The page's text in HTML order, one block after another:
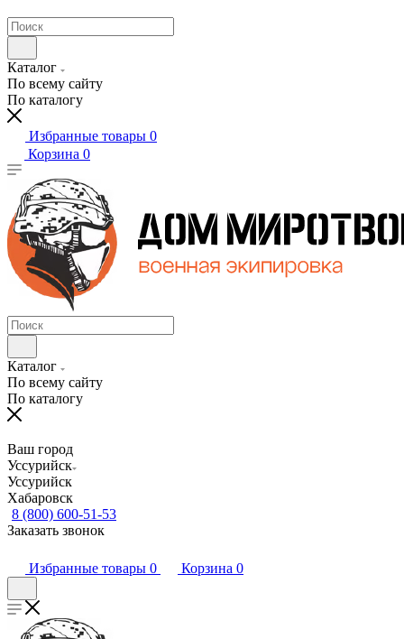
Каталог
По всему сайту
По каталогу
Избранные товары 0
Корзина 0
Каталог
По всему сайту
По каталогу
Ваш город
Уссурийск
Уссурийск
Хабаровск
8 (800) 600-51-53
Заказать звонок
Избранные товары 0 Корзина 0